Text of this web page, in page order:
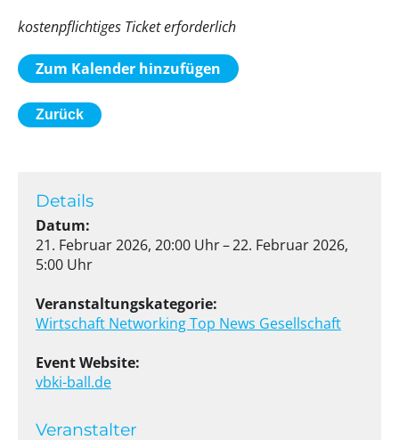
Details
Datum:
21. Februar 2026, 20:00 Uhr – 22. Februar 2026,
5:00 Uhr
Veranstaltungskategorie:
Wirtschaft NetworkingTop News Gesellschaft
Event Website:
vbki-ball.de
Veranstalter
kostenpflichtiges Ticket erforderlich
Zum Kalender hinzufügen
Zurück